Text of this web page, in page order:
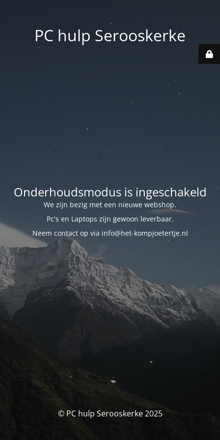
PC hulp Serooskerke
Onderhoudsmodus is ingeschakeld
We zijn bezig met een nieuwe webshop.
Pc's en Laptops zijn gewoon leverbaar.
Neem contact op via info@het-kompjoetertje.nl
© PC hulp Serooskerke 2025